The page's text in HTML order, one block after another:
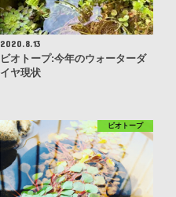
2020.8.13
ビオトープ:今年のウォーターダ
イヤ現状
ビオトープ